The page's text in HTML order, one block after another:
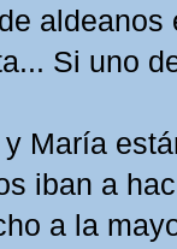
aldeanos
Si uno
María
iban a
a la